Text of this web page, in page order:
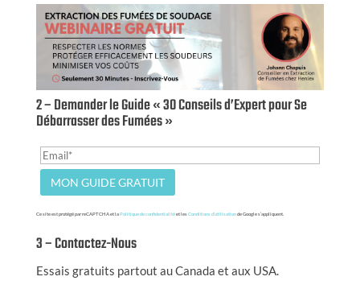
2 – Demander le Guide « 30 Conseils d’Expert pour Se
Débarrasser des Fumées »
Ce site est protégé par reCAPTCHA et laPolitique de confidentialitéet les Conditions d’utilisationde Google s’appliquent.
3 – Contactez-Nous
Essais gratuits partout au Canada et aux USA.